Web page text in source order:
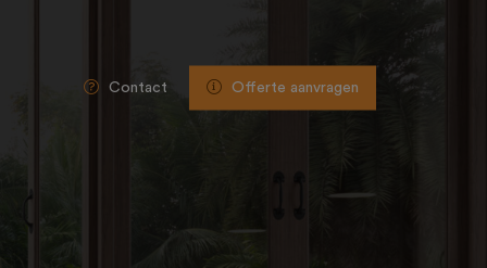
Contact Offerte aanvragen